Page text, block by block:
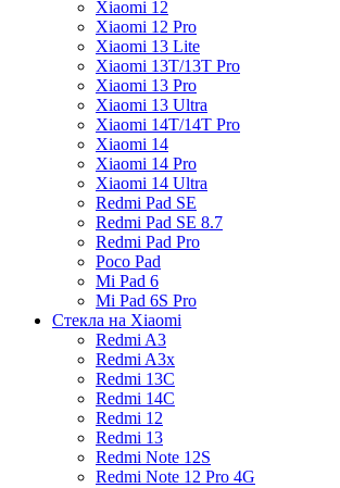
Xiaomi 12
Xiaomi 12 Pro
Xiaomi 13 Lite
Xiaomi 13T/13T Pro
Xiaomi 13 Pro
Xiaomi 13 Ultra
Xiaomi 14T/14T Pro
Xiaomi 14
Xiaomi 14 Pro
Xiaomi 14 Ultra
Redmi Pad SE
Redmi Pad SE 8.7
Redmi Pad Pro
Poco Pad
Mi Pad 6
Mi Pad 6S Pro
Стекла на Xiaomi
Redmi A3
Redmi A3x
Redmi 13C
Redmi 14C
Redmi 12
Redmi 13
Redmi Note 12S
Redmi Note 12 Pro 4G